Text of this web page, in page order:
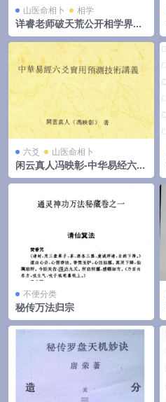
山医命相卜 相学
详睿老师破天荒公开相学界不
传之秘法
六爻 山医命相卜
闲云真人冯映彰-中华易经六爻
实用预测技术讲义352页
不便分类
秘传万法归宗